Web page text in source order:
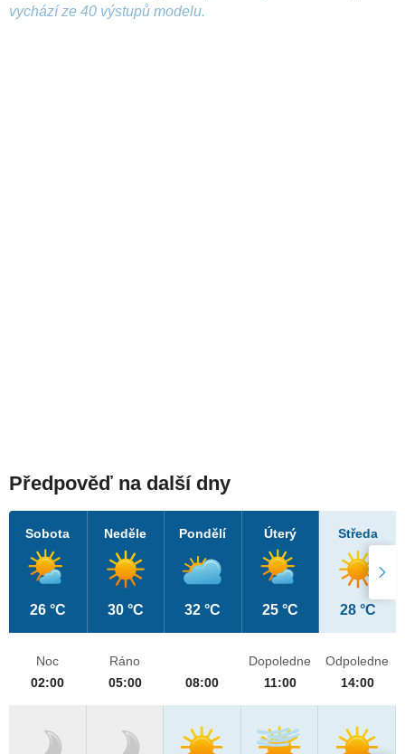
vychází ze 40 výstupů modelu.
Předpověď na další dny
Sobota
26 °C
Neděle
30 °C
Pondělí
32 °C
Úterý
25 °C
Středa
28 °C
Noc
02:00
Ráno
05:00
08:00
Dopoledne
11:00
Odpoledne
14:00